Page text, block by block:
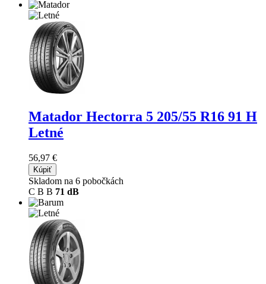
Matador Hectorra 5 205/55 R16 91 H
Letné
56,97 €
Kúpiť
Skladom na 6 pobočkách
C B B 71 dB